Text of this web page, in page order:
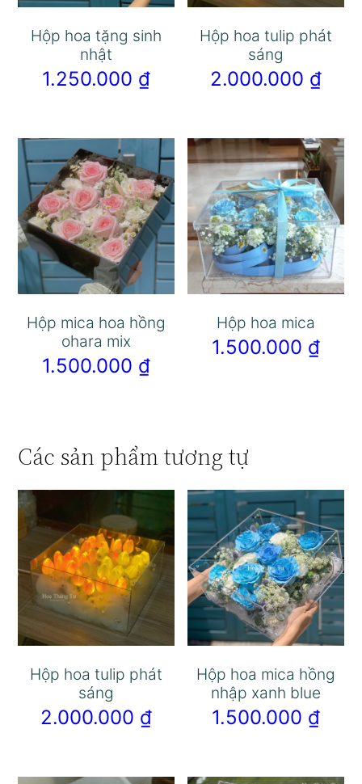
Hộp hoa tặng sinh
nhật
1.250.000 ₫
Hộp hoa tulip phát
sáng
2.000.000 ₫
Hộp mica hoa hồng
ohara mix
1.500.000 ₫
Hộp hoa mica
1.500.000 ₫
Các sản phẩm tương tự
Hộp hoa tulip phát
sáng
2.000.000 ₫
Hộp hoa mica hồng
nhập xanh blue
1.500.000 ₫